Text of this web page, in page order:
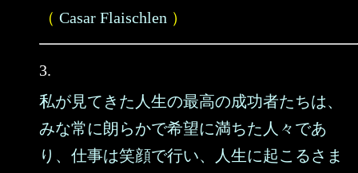
（ Casar Flaischlen ）
3.
私が見てきた人生の最高の成功者たちは、
みな常に朗らかで希望に満ちた人々であ
り、仕事は笑顔で行い、人生に起こるさま